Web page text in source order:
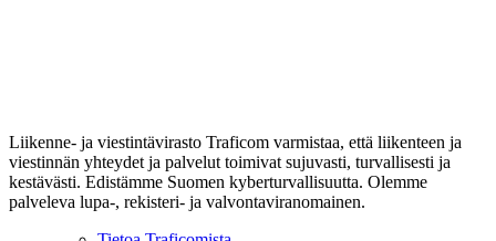
Liikenne- ja viestintävirasto Traficom varmistaa, että liikenteen ja
viestinnän yhteydet ja palvelut toimivat sujuvasti, turvallisesti ja
kestävästi. Edistämme Suomen kyberturvallisuutta. Olemme
palveleva lupa-, rekisteri- ja valvontaviranomainen.